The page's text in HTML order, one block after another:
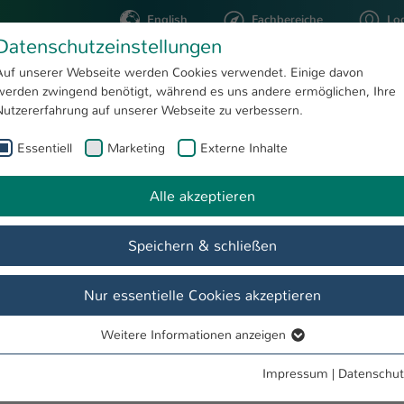
English Fachbereiche
STUDIUM FORSCHUNG
Bewerbung aus Deutschland Fristen
Wichtige Unterlagen
die folgenden Fristen zu beachten.
einschließlich aller erforderlichen Unterlagen online im
unserer Webseite werden Cookies verwendet. Einige davon
zwingend benötigt, während es uns andere ermöglichen, Ihre
auf unserer Webseite zu verbessern.
Essentiell Marketing Externe Inhalte
Alle akzeptieren
Speichern & schließen
Nur essentielle Cookies akzeptieren
Essentielle Cookies werden für grundlegende Funktionen der
Weitere Informationen anzeigen
Impressum |